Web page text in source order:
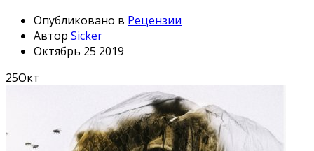
Опубликовано в Рецензии
Автор Sicker
Октябрь 25 2019
25Окт